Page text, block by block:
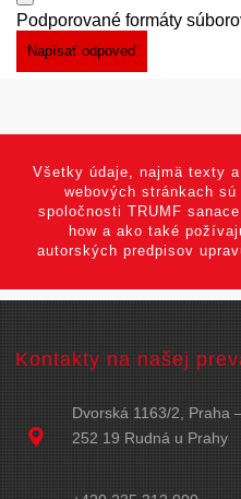
Podporované formáty
Všetky údaje, najmä texty
webových stránkach
spoločnosti TRUMF
how a ako také
autorských predpisov
Kontakty na našej
Dvorská 1163/2, Praha
252 19 Rudná u Prahy